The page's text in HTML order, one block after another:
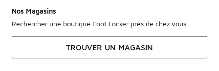
Nos Magasins
Rechercher une boutique Foot Locker près de chez vous.
TROUVER UN MAGASIN